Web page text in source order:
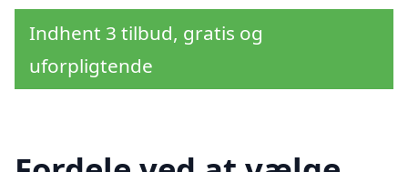
Indhent 3 tilbud, gratis og
uforpligtende